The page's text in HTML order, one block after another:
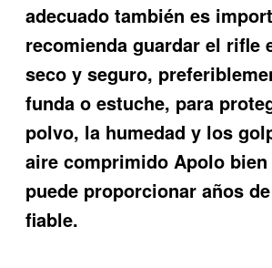
adecuado también es
recomienda guardar el rifle
seco y seguro,
funda o estuche, para
polvo, la humedad y los
aire comprimido Apolo
puede proporcionar años
fiable.